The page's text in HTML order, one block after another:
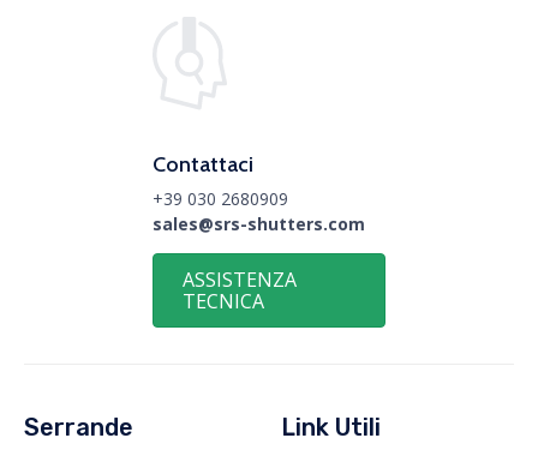
Contattaci
+39 030 2680909
sales@srs-shutters.com
ASSISTENZA
TECNICA
Serrande Link Utili